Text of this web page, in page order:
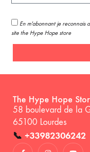
En m'abonnant je reconnais
site the Hype Hope store
The Hype Hope
58 boulevard de la
65100 Lourdes
📞 +33982306242